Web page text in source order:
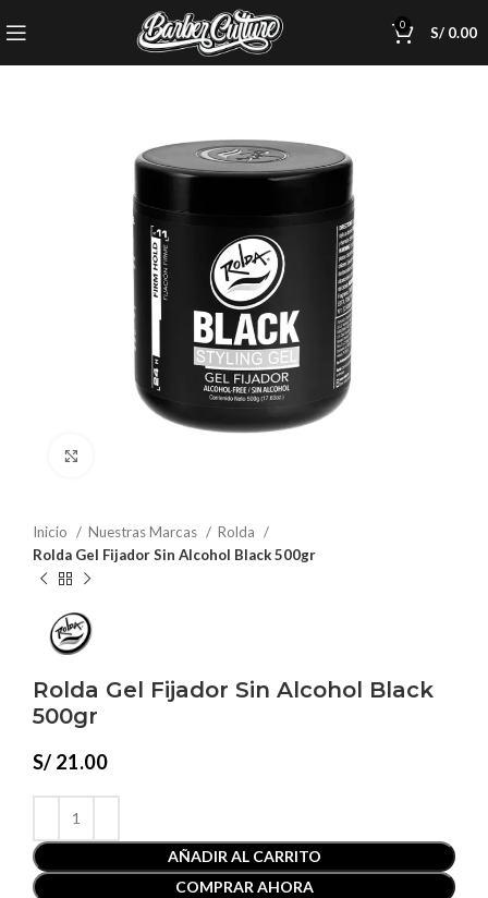
0 S/0.00
Inicio Nuestras Marcas
Rolda
Rolda Gel Fijador Sin Alcohol Black 500gr
Rolda Gel Fijador Sin Alcohol Black
500gr
S/ 21.00
AÑADIR AL CARRITO
COMPRAR AHORA